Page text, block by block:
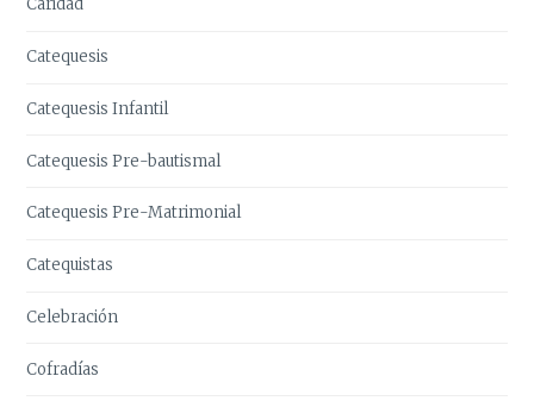
Caridad
Catequesis
Catequesis Infantil
Catequesis Pre-bautismal
Catequesis Pre-Matrimonial
Catequistas
Celebración
Cofradías